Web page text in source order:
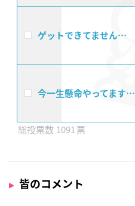
ゲットできてません…
今一生懸命やってます…
1091
皆のコメント